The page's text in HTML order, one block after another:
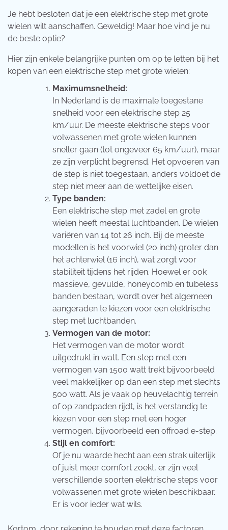
Je hebt besloten dat je een elektrische step met grote
wielen wilt aanschaffen. Geweldig! Maar hoe vind je nu
de beste optie?
Hier zijn enkele belangrijke punten om op te letten bij het
kopen van een elektrische step met grote wielen:
Maximumsnelheid:
In Nederland is de maximale toegestane
snelheid voor een elektrische step 25
km/uur. De meeste elektrische steps voor
volwassenen met grote wielen kunnen
sneller gaan (tot ongeveer 65 km/uur), maar
ze zijn verplicht begrensd. Het opvoeren van
de step is niet toegestaan, anders voldoet de
step niet meer aan de wettelijke eisen.
Type banden:
Een elektrische step met zadel en grote
wielen heeft meestal luchtbanden. De wielen
variëren van 14 tot 26 inch. Bij de meeste
modellen is het voorwiel (20 inch) groter dan
het achterwiel (16 inch), wat zorgt voor
stabiliteit tijdens het rijden. Hoewel er ook
massieve, gevulde, honeycomb en tubeless
banden bestaan, wordt over het algemeen
aangeraden te kiezen voor een elektrische
step met luchtbanden.
Vermogen van de motor:
Het vermogen van de motor wordt
uitgedrukt in watt. Een step met een
vermogen van 1500 watt trekt bijvoorbeeld
veel makkelijker op dan een step met slechts
500 watt. Als je vaak op heuvelachtig terrein
of op zandpaden rijdt, is het verstandig te
kiezen voor een step met een hoger
vermogen, bijvoorbeeld een offroad e-step.
Stijl en comfort:
Of je nu waarde hecht aan een strak uiterlijk
of juist meer comfort zoekt, er zijn veel
verschillende soorten elektrische steps voor
volwassenen met grote wielen beschikbaar.
Er is voor ieder wat wils.